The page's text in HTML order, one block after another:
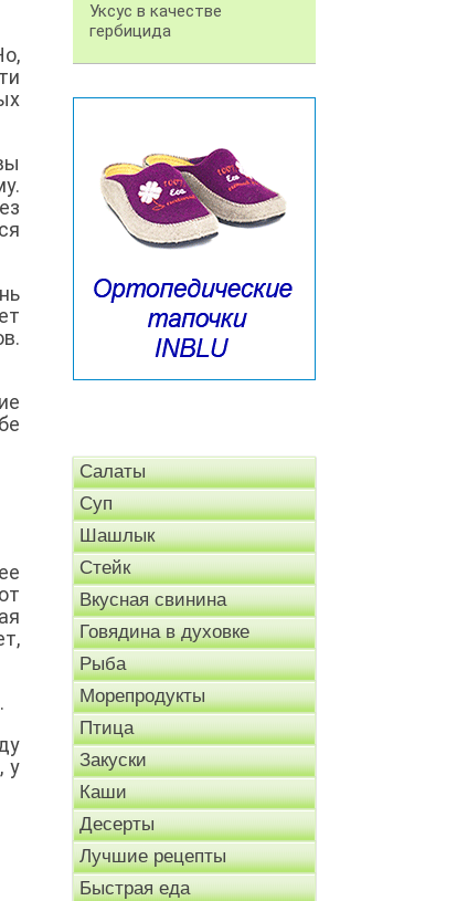
у
Уксус в качестве
гербицида
Салаты
Суп
Шашлык
Стейк
Вкусная свинина
Говядина в духовке
Рыба
Морепродукты
Птица
Закуски
Каши
Десерты
Лучшие рецепты
Быстрая еда